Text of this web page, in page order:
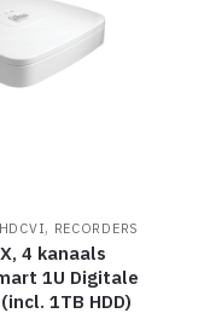
, RECORDERS
4 kanaals
1U Digitale
1TB HDD)